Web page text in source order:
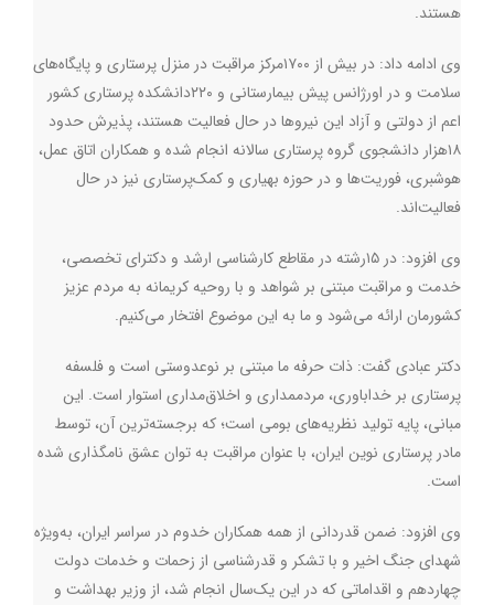
هستند.
وی ادامه داد: در بیش از ۱۷۰۰مرکز مراقبت در منزل پرستاری و پایگاه‌های
سلامت و در اورژانس‌ پیش بیمارستانی و ۲۲۰دانشکده پرستاری کشور
اعم از دولتی و آزاد این نیروها در حال فعالیت هستند، پذیرش حدود
۱۸هزار دانشجوی گروه پرستاری سالانه انجام شده و همکاران اتاق عمل،
هوشبری، فوریت‌ها و در حوزه‌ بهیاری و کمک‌پرستاری نیز در حال
فعالیت‌اند.
وی افزود: در ۱۵رشته در مقاطع کارشناسی ارشد و دکترای تخصصی،
خدمت و مراقبت مبتنی بر شواهد و با روحیه‌ کریمانه به مردم عزیز
کشورمان ارائه می‌شود و ما به این موضوع افتخار می‌کنیم.
دکتر عبادی گفت: ذات حرفه‌ ما مبتنی بر نوعدوستی است و فلسفه
پرستاری بر خداباوری، مردممداری و اخلاق‌مداری استوار است. این
مبانی، پایه‌ تولید نظریه‌های بومی است؛ که برجسته‌ترین آن، توسط
مادر پرستاری نوین ایران، با عنوان مراقبت به توان عشق نامگذاری شده
است.
وی افزود: ضمن قدردانی از همه‌ همکاران خدوم در سراسر ایران، به‌ویژه
شهدای جنگ اخیر و با تشکر و قدرشناسی از زحمات و خدمات دولت
چهاردهم و اقداماتی که در این یک‌سال انجام شد، از وزیر بهداشت و